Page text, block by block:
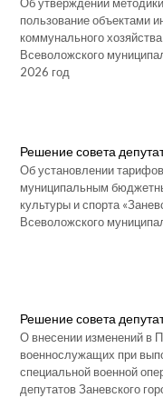
пользование объектами
коммунального
Всеволожского
2026 год
Решение совета
Об установлении
муниципальным
культуры и спорта
Всеволожского
Решение совета
О внесении изменений в
военнослужащих при
специальной военной
депутатов Заневского